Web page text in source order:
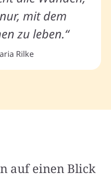
mit dem
zu leben.“
Rilke
auf einen Blick